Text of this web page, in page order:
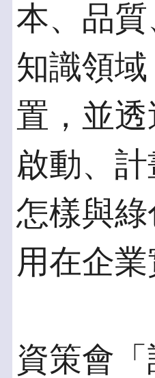
本、品
知識領
置，並
啟動、
怎樣與
用在企業
資策會